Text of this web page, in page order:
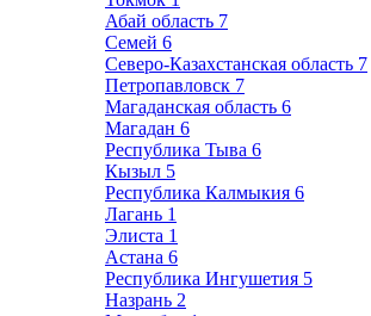
Абай область 7
Семей 6
Северо-Казахстанская область 7
Петропавловск 7
Магаданская область 6
Магадан 6
Республика Тыва 6
Кызыл 5
Республика Калмыкия 6
Лагань 1
Элиста 1
Астана 6
Республика Ингушетия 5
Назрань 2